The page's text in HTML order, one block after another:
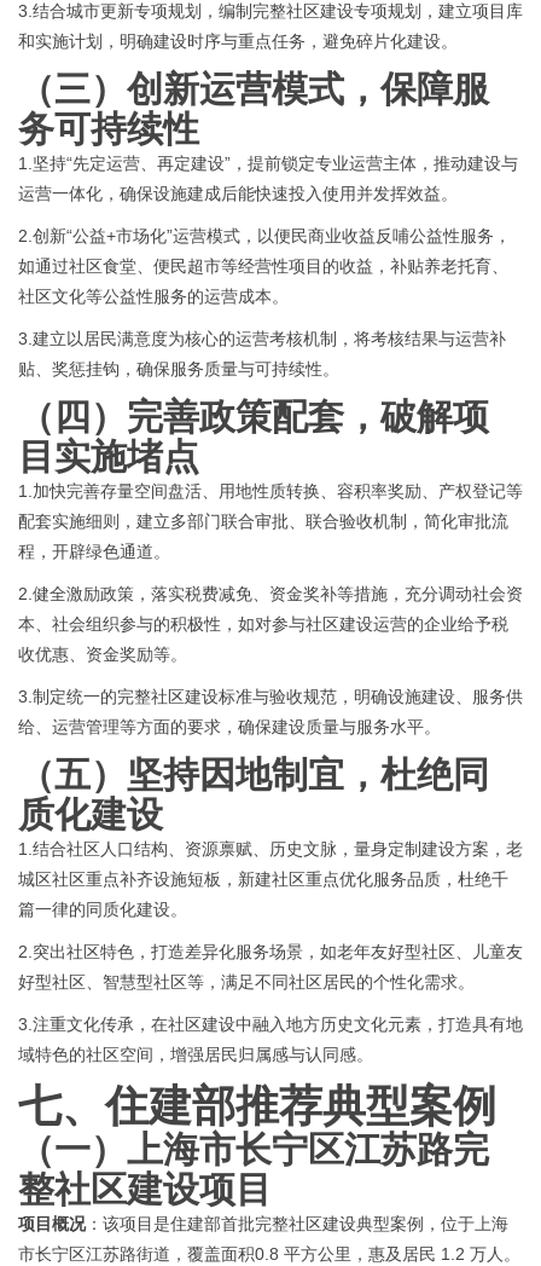
3.结合城市更新专项规划，编制完整社区建设专项规划，建立项目库
和实施计划，明确建设时序与重点任务，避免碎片化建设。
（三） 创新运营模式，保障服
务可持续性
1. 坚持“先定运营、再定建设”，提前锁定专业运营主体，推动建设与
运营一体化，确保设施建成后能快速投入使用并发挥效益。
2. 创新“公益+市场化”运营模式，以便民商业收益反哺公益性服务，
如通过社区食堂、便民超市等经营性项目的收益，补贴养老托育、
社区文化等公益性服务的运营成本。
3.建立以居民满意度为核心的运营考核机制，将考核结果与运营补
贴、奖惩挂钩，确保服务质量与可持续性。
（四） 完善政策配套，破解项
目实施堵点
1.加快完善存量空间盘活、用地性质转换、容积率奖励、产权登记等
配套实施细则，建立多部门联合审批、联合验收机制，简化审批流
程，开辟绿色通道。
2.健全激励政策，落实税费减免、资金奖补等措施，充分调动社会资
本、社会组织参与的积极性，如对参与社区建设运营的企业给予税
收优惠、资金奖励等。
3.制定统一的完整社区建设标准与验收规范，明确设施建设、服务供
给、运营管理等方面的要求，确保建设质量与服务水平。
（五） 坚持因地制宜，杜绝同
质化建设
1.结合社区人口结构、资源禀赋、历史文脉，量身定制建设方案，老
城区社区重点补齐设施短板，新建社区重点优化服务品质，杜绝千
篇一律的同质化建设。
2.突出社区特色，打造差异化服务场景，如老年友好型社区、儿童友
好型社区、智慧型社区等，满足不同社区居民的个性化需求。
3.注重文化传承，在社区建设中融入地方历史文化元素，打造具有地
域特色的社区空间，增强居民归属感与认同感。
七、住建部推荐典型案例
（一） 上海市长宁区江苏路完
整社区建设项目
项目概况：该项目是住建部首批完整社区建设典型案例，位于上海
市长宁区江苏路街道，覆盖面积0.8 平方公里，惠及居民 1.2 万人。